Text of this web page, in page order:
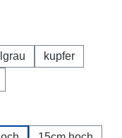
kupfer